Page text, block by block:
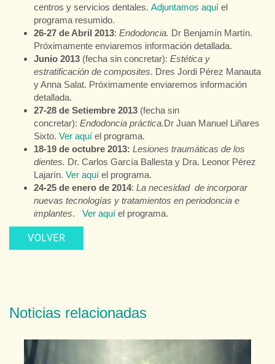
centros y servicios dentales. Adjuntamos aquí el
programa resumido.
26-27 de Abril 2013: Endodoncia. Dr Benjamín Martín.
Próximamente enviaremos información detallada.
Junio 2013 (fecha sin concretar): Estética y
estratificación de composites. Dres Jordi Pérez Manauta
y Anna Salat. Próximamente enviaremos información
detallada.
27-28 de Setiembre 2013 (fecha sin
concretar): Endodoncia práctica.Dr Juan Manuel Liñares
Sixto. Ver aquí el programa.
18-19 de octubre 2013: Lesiones traumáticas de los
dientes. Dr. Carlos García Ballesta y Dra. Leonor Pérez
Lajarín. Ver aquí el programa.
24-25 de enero de 2014: La necesidad de incorporar
nuevas tecnologías y tratamientos en periodoncia e
implantes. Ver aquí el programa.
VOLVER
Noticias relacionadas